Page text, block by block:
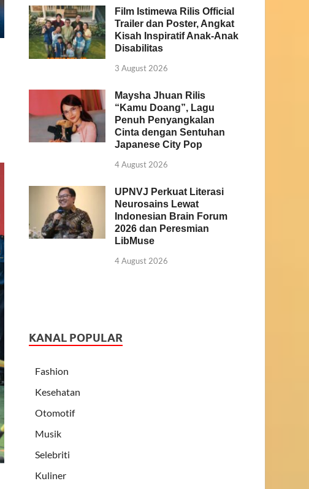
Film Istimewa Rilis Official
Trailer dan Poster, Angkat
Kisah Inspiratif Anak-Anak
Disabilitas
3 August 2026
Maysha Jhuan Rilis
“Kamu Doang”, Lagu
Penuh Penyangkalan
Cinta dengan Sentuhan
Japanese City Pop
4 August 2026
UPNVJ Perkuat Literasi
Neurosains Lewat
Indonesian Brain Forum
2026 dan Peresmian
LibMuse
4 August 2026
KANAL POPULAR
Fashion
Kesehatan
Otomotif
Musik
Selebriti
Kuliner